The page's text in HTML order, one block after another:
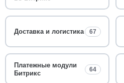
Доставка и логистика 67
Платежные модули
Битрикс
64